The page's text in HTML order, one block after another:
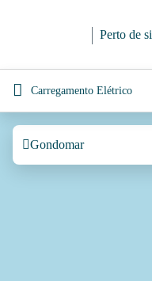
Perto de si
Carregamento Elétrico
Gondomar